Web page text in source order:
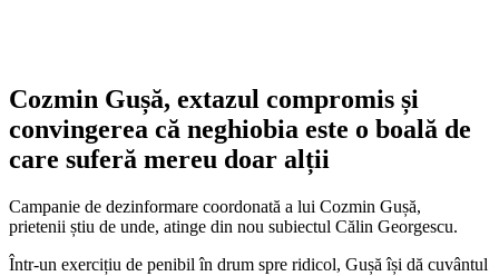
Cozmin Gușă, extazul compromis și
convingerea că neghiobia este o boală de
care suferă mereu doar alții
Campanie de dezinformare coordonată a lui Cozmin Gușă,
prietenii știu de unde, atinge din nou subiectul Călin Georgescu.
Într-un exercițiu de penibil în drum spre ridicol, Gușă își dă cuvântul